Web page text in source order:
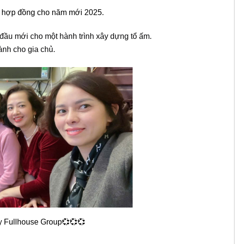
đồng cho năm mới 2025.
đầu mới cho một hành trình xây dựng tổ ấm.
cho gia chủ.
Fullhouse Group💞💞💞